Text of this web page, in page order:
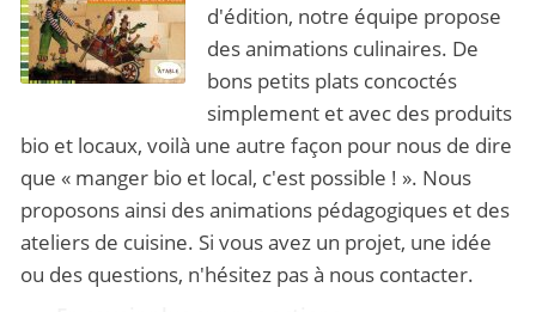
d'édition, notre équipe propose
des animations culinaires. De
bons petits plats concoctés
simplement et avec des produits
bio et locaux, voilà une autre façon pour nous de dire
que « manger bio et local, c'est possible ! ». Nous
proposons ainsi des animations pédagogiques et des
ateliers de cuisine. Si vous avez un projet, une idée
ou des questions, n'hésitez pas à nous contacter.